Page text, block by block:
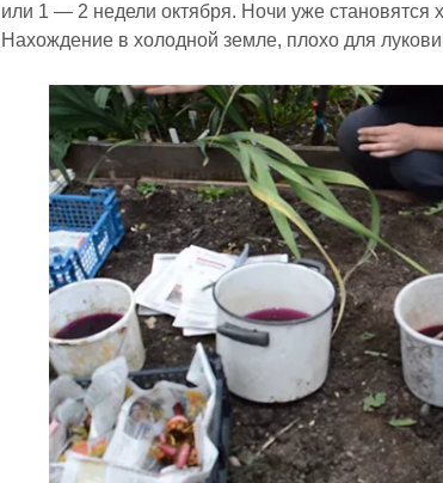
или 1 — 2 недели октября. Ночи уже становятся
Нахождение в холодной земле, плохо для